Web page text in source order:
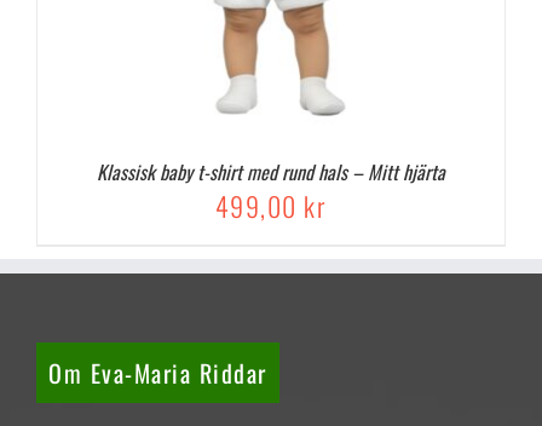
Klassisk baby t-shirt med rund hals – Mitt hjärta
499,00 kr
Om Eva-Maria Riddar